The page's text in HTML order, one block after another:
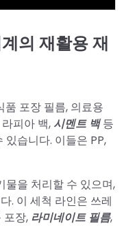
의 재활용 재
품 포장 필름, 의료용
피아 백, 시멘트 백등
습니다. 이들은 PP,
물을 처리할 수 있으며,
. 이 세척 라인은 쓰레
포장, 라미네이트 필름,